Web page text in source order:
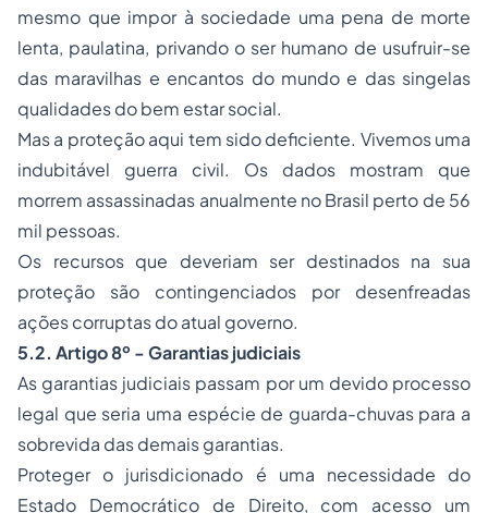
mesmo que impor à sociedade uma pena de morte
lenta, paulatina, privando o ser humano de usufruir-se
das maravilhas e encantos do mundo e das singelas
qualidades do bem estar social.
Mas a proteção aqui tem sido deficiente. Vivemos uma
indubitável guerra civil. Os dados mostram que
morrem assassinadas anualmente no Brasil perto de 56
mil pessoas.
Os recursos que deveriam ser destinados na sua
proteção são contingenciados por desenfreadas
ações corruptas do atual governo.
5.2. Artigo 8º - Garantias judiciais
As garantias judiciais passam por um devido processo
legal que seria uma espécie de guarda-chuvas para a
sobrevida das demais garantias.
Proteger o jurisdicionado é uma necessidade do
Estado Democrático de Direito, com acesso um